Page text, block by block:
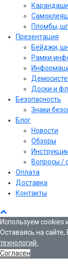
Пломбы,
Презентация
Бейджи,
Рамки
Доски и
Безопасность
Знаки
Блог
Новости
Обзоры
Вопросы /
Оплата
Доставка
Контакты
Используем cookies
Оставаясь на
технологий.
Согласен